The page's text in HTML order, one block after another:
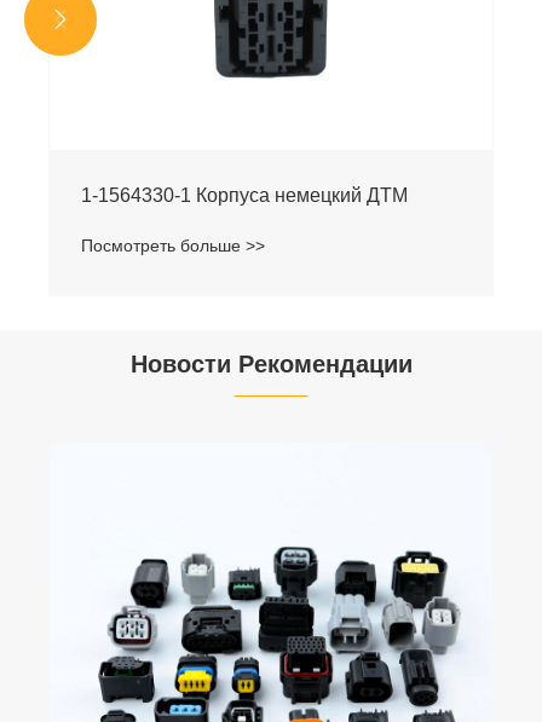
1-1564330-1 Корпуса немецкий ДТМ
Посмотреть больше >>


Новости Рекомендации